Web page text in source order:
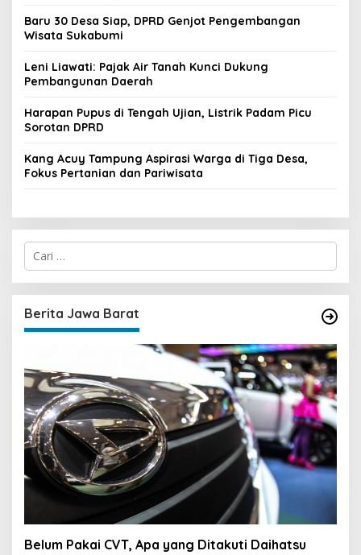
Baru 30 Desa Siap, DPRD Genjot Pengembangan
Wisata Sukabumi
Leni Liawati: Pajak Air Tanah Kunci Dukung
Pembangunan Daerah
Harapan Pupus di Tengah Ujian, Listrik Padam Picu
Sorotan DPRD
Kang Acuy Tampung Aspirasi Warga di Tiga Desa,
Fokus Pertanian dan Pariwisata
C
i
u
n
t
k
:
Berita Jawa Barat
Belum Pakai CVT, Apa yang Ditakuti Daihatsu